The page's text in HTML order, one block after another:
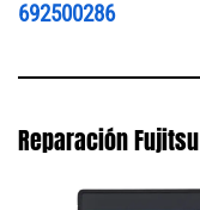
692500286
Reparación Fujitsu